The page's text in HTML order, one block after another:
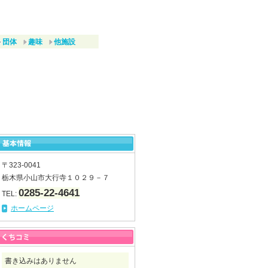
団体 趣味 他施設
〒323-0041
栃木県小山市大行寺１０２９－７
TEL: 0285-22-4641
ホームページ
書き込みはありません